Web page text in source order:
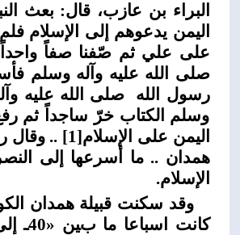
البراء بن عازب، قال: بعث
اليمن يدعوهم إلى الإسلام
على علي ثم صّفنا صفاً
صلى الله عليه وآله وسلم
رسول الله صلى الله عليه
وسلم الكتاب خرّ ساجداً ثم
اليمن على الإسلام[1]
.. وقال
همدان .. ما أسرعها إلى
الإسلام.
وقد سكنت قبيلة همدان